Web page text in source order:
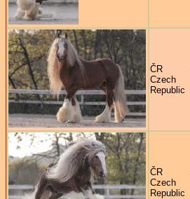
ČR
Czech
Republic
ČR
Czech
Republic